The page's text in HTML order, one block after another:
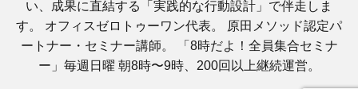
い、成果に直結する「実践的な行動設計」で伴走しま
す。 オフィスゼロトゥーワン代表。 原田メソッド認定パ
ートナー・セミナー講師。 「8時だよ！全員集合セミナ
ー」毎週日曜 朝8時〜9時、200回以上継続運営。